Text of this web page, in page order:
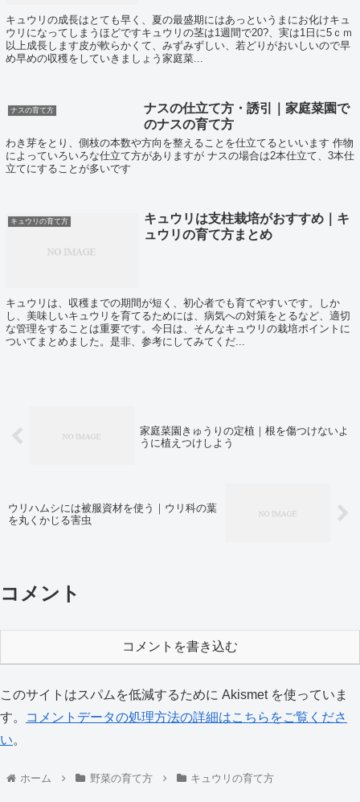
キュウリの成長はとても早く、夏の最盛期にはあっというまにお化けキュ
ウリになってしまうほどですキュウリの茎は1週間で20?、実は1日に5ｃｍ
以上成長します皮が軟らかくて、みずみずしい、若どりがおいしいので早
め早めの収穫をしていきましょう家庭菜...
ナスの育て方
ナスの仕立て方・誘引｜家庭菜園で
のナスの育て方
わき芽をとり、側枝の本数や方向を整えることを仕立てるといいます 作物
によっていろいろな仕立て方がありますが ナスの場合は2本仕立て、3本仕
立てにすることが多いです
キュウリの育て方
キュウリは支柱栽培がおすすめ｜キ
ュウリの育て方まとめ
キュウリは、収穫までの期間が短く、初心者でも育てやすいです。しか
し、美味しいキュウリを育てるためには、病気への対策をとるなど、適切
な管理をすることは重要です。今日は、そんなキュウリの栽培ポイントに
ついてまとめました。是非、参考にしてみてくだ...
家庭菜園きゅうりの定植｜根を傷つけないよ
うに植えつけしよう
ウリハムシには被服資材を使う｜ウリ科の葉
を丸くかじる害虫
コメント
コメントを書き込む
このサイトはスパムを低減するために Akismet を使っていま
す。
コメントデータの処理方法の詳細はこちらをご覧くださ
い。
ホーム 野菜の育て方 キュウリの育て方